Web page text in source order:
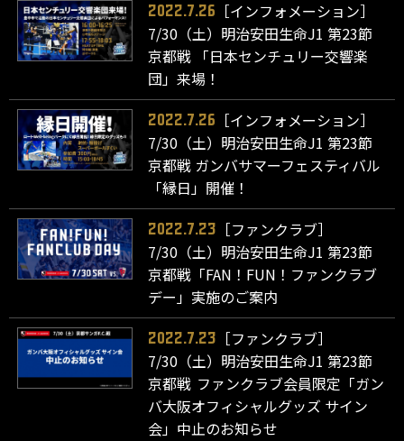
2022.7.26
［インフォメーション］
7/30（土）明治安田生命J1 第23節
京都戦 「日本センチュリー交響楽
団」来場！
2022.7.26
［インフォメーション］
7/30（土）明治安田生命J1 第23節
京都戦 ガンバサマーフェスティバル
「縁日」開催！
2022.7.23
［ファンクラブ］
7/30（土）明治安田生命J1 第23節
京都戦「FAN！FUN！ファンクラブ
デー」実施のご案内
2022.7.23
［ファンクラブ］
7/30（土）明治安田生命J1 第23節
京都戦 ファンクラブ会員限定「ガン
バ大阪オフィシャルグッズ サイン
会」中止のお知らせ